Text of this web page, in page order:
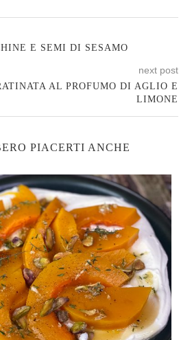
E SEMI DI SESAMO
next post
AL PROFUMO DI AGLIO E
LIMONE
PIACERTI ANCHE